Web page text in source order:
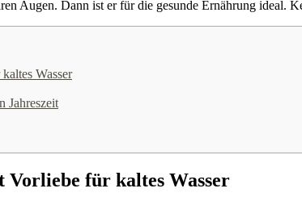
Augen. Dann ist er für die gesunde Ernährung ideal.
Wasser
Jahreszeit
für kaltes Wasser